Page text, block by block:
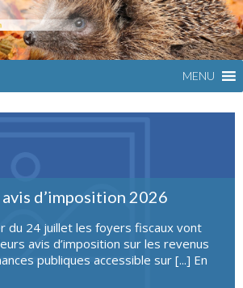
MENU
avis d’imposition 2026
du 24 juillet les foyers fiscaux vont
avis d’imposition sur les revenus
publiques accessible sur [...] En